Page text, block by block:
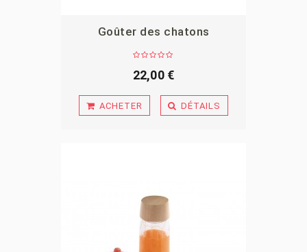
APERÇU
Goûter des chatons
22,00 €
ACHETER DÉTAILS